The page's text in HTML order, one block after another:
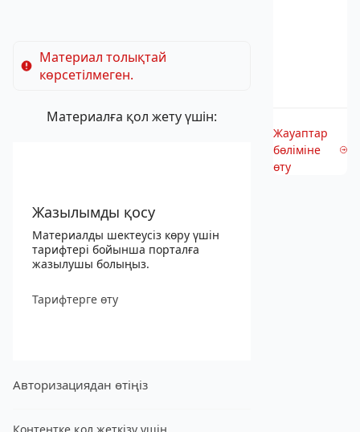
Материал толықтай
көрсетілмеген.
Материалға қол жету үшін:
Жазылымды қосу
Материалды шектеусіз көру үшін
тарифтері бойынша порталға
жазылушы болыңыз.
Тарифтерге өту
Авторизациядан өтіңіз
Жауаптар
бөліміне
өту